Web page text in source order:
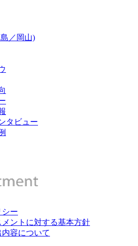
／岡山)
タビュー
シー
ントに対する基本方針
容について